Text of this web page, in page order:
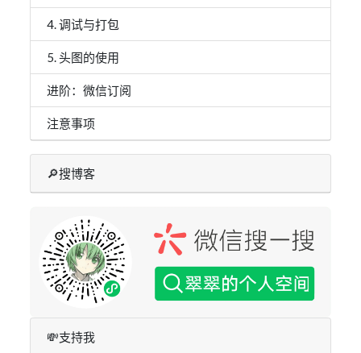
4. 调试与打包
5. 头图的使用
进阶：微信订阅
注意事项
🔎搜博客
💸支持我